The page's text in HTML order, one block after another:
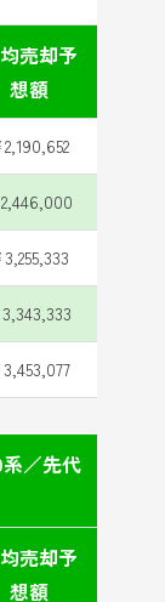
売却予
想額
／先代
売却予
想額